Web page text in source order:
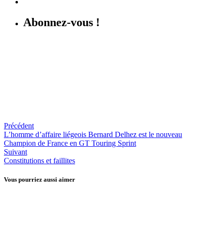
Abonnez-vous !
Précédent
L’homme d’affaire liégeois Bernard Delhez est le nouveau
Champion de France en GT Touring Sprint
Suivant
Constitutions et faillites
Vous pourriez aussi aimer